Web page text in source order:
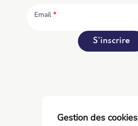
Email *
S'inscrire
Gestion des cookies